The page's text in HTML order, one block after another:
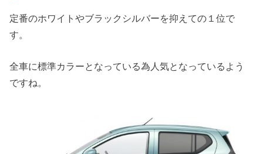
定番のホワイトやブラックシルバーを抑えての１位で
す。
全車に標準カラーとなっている為人気となっているよう
ですね。